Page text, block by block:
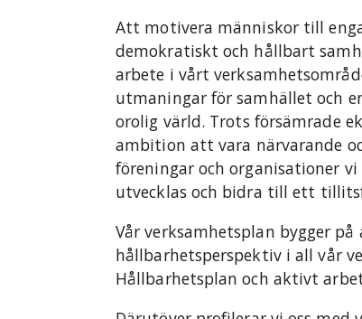
Att motivera människor till
demokratiskt och hållbart
arbete i vårt
utmaningar för samhället och
orolig värld. Trots försämrade
ambition att vara närvarande
föreningar och organisationer
utvecklas och bidra till ett
Vår verksamhetsplan bygger
hållbarhetsperspektiv i all vår
Hållbarhetsplan och aktivt